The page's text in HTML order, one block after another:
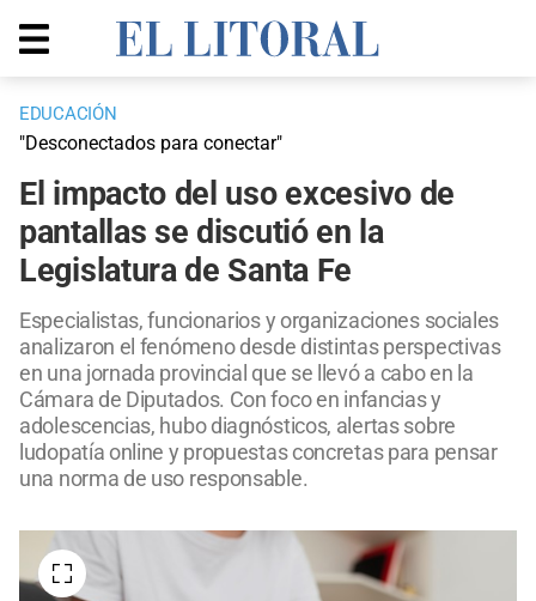
EDUCACIÓN
"Desconectados para conectar"
El impacto del uso excesivo de
pantallas se discutió en la
Legislatura de Santa Fe
Especialistas, funcionarios y organizaciones sociales
analizaron el fenómeno desde distintas perspectivas
en una jornada provincial que se llevó a cabo en la
Cámara de Diputados. Con foco en infancias y
adolescencias, hubo diagnósticos, alertas sobre
ludopatía online y propuestas concretas para pensar
una norma de uso responsable.